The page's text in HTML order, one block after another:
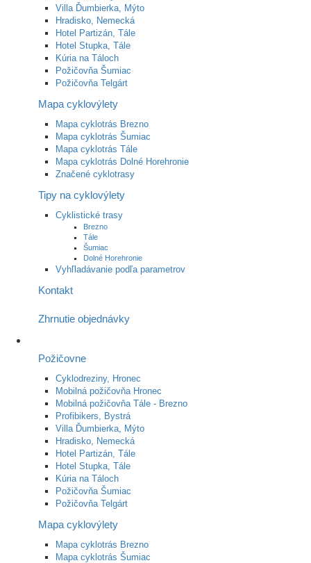
Villa Ďumbierka, Mýto
Hradisko, Nemecká
Hotel Partizán, Tále
Hotel Stupka, Tále
Kúria na Táloch
Požičovňa Šumiac
Požičovňa Telgárt
Mapa cyklovýlety
Mapa cyklotrás Brezno
Mapa cyklotrás Šumiac
Mapa cyklotrás Tále
Mapa cyklotrás Dolné Horehronie
Značené cyklotrasy
Tipy na cyklovýlety
Cyklistické trasy
Brezno
Tále
Šumiac
Dolné Horehronie
Vyhľladávanie podľa parametrov
Kontakt
Zhrnutie objednávky
Požičovne
Cyklodreziny, Hronec
Mobilná požičovňa Hronec
Mobilná požičovňa Tále - Brezno
Profibikers, Bystrá
Villa Ďumbierka, Mýto
Hradisko, Nemecká
Hotel Partizán, Tále
Hotel Stupka, Tále
Kúria na Táloch
Požičovňa Šumiac
Požičovňa Telgárt
Mapa cyklovýlety
Mapa cyklotrás Brezno
Mapa cyklotrás Šumiac